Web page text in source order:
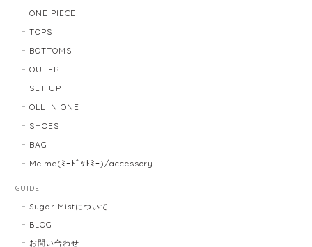
ONE PIECE
TOPS
BOTTOMS
OUTER
SET UP
OLL IN ONE
SHOES
BAG
Me.me(ﾐｰﾄﾞｯﾄﾐｰ)/accessory
GUIDE
Sugar Mistについて
BLOG
お問い合わせ